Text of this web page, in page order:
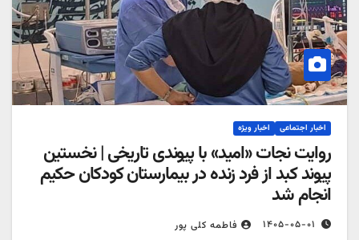
اخبار اجتماعی اخبار ویژه
روایت نجات «امید» با پیوندی تاریخی | نخستین
پیوند کبد از فرد زنده در بیمارستان کودکان حکیم
انجام شد
۱۴۰۵-۰۵-۰۱ فاطمه کلی پور